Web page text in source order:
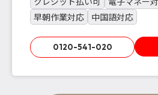
早朝作業対応
中国語対応
0120-541-020